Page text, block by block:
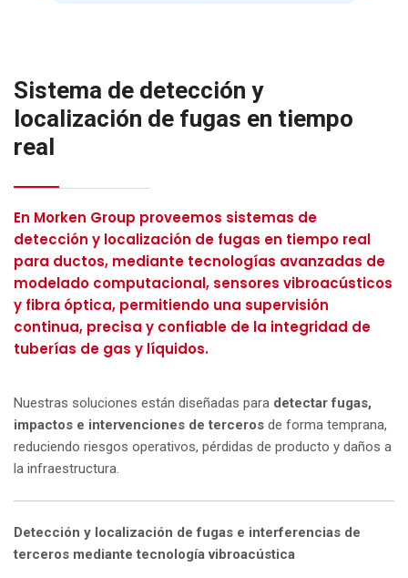
Sistema de detección y
localización de fugas en tiempo
real
En Morken Group proveemos sistemas de
detección y localización de fugas en tiempo real
para ductos, mediante tecnologías avanzadas de
modelado computacional, sensores vibroacústicos
y fibra óptica, permitiendo una supervisión
continua, precisa y confiable de la integridad de
tuberías de gas y líquidos.
Nuestras soluciones están diseñadas para detectar fugas,
impactos e intervenciones de terceros de forma temprana,
reduciendo riesgos operativos, pérdidas de producto y daños a
la infraestructura.
Detección y localización de fugas e interferencias de
terceros mediante tecnología vibroacústica